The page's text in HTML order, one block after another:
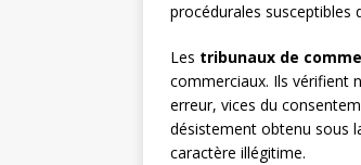
procédurales susceptibles
Les tribunaux de
commerciaux. Ils vérifient
erreur, vices du
désistement obtenu sous
caractère illégitime.